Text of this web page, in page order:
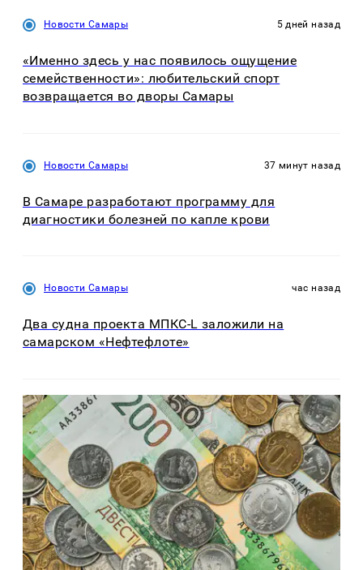
Новости Самары 5 дней назад
«Именно здесь у нас появилось ощущение
семейственности»: любительский спорт
возвращается во дворы Самары
Новости Самары 37 минут назад
В Самаре разработают программу для
диагностики болезней по капле крови
Новости Самары час назад
Два судна проекта МПКС-L заложили на
самарском «Нефтефлоте»